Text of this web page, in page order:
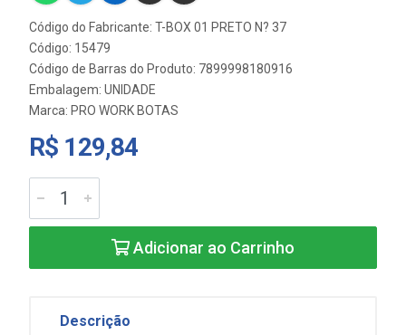
Código do Fabricante: T-BOX 01 PRETO N? 37
Código: 15479
Código de Barras do Produto: 7899998180916
Embalagem: UNIDADE
Marca: PRO WORK BOTAS
R$ 129,84
Adicionar ao Carrinho
Descrição